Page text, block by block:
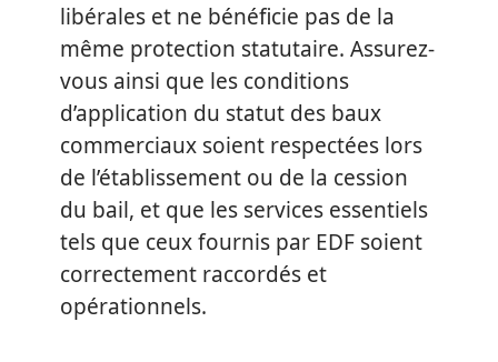
libérales et ne bénéficie pas de la
même protection statutaire. Assurez-
vous ainsi que les conditions
d’application du statut des baux
commerciaux soient respectées lors
de l’établissement ou de la cession
du bail, et que les services essentiels
tels que ceux fournis par EDF soient
correctement raccordés et
opérationnels.